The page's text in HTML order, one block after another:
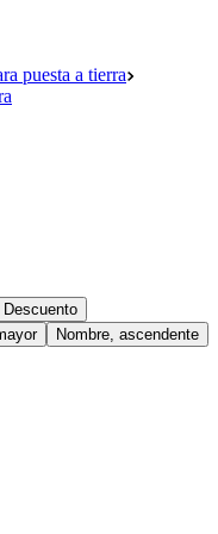
puesta a tierra
Descuento
Nombre, ascendente